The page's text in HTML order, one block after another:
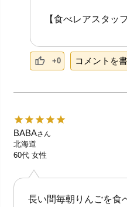
【食べレアスタッ
+0 コメントを書
BABAさん
北海道
60代 女性
長い間毎朝りんごを食